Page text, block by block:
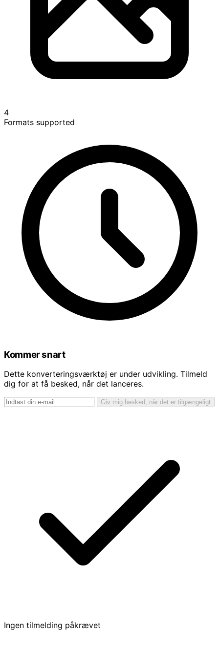
4
Formats supported
Kommer snart
Dette konverteringsværktøj er under udvikling. Tilmeld
dig for at få besked, når det lanceres.
Giv mig besked, når det er tilgængeligt
Ingen tilmelding påkrævet